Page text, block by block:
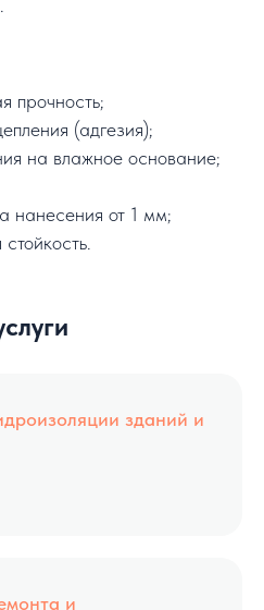
прочность;
(адгезия);
на влажное основание;
нанесения от 1 мм;
зданий и
и